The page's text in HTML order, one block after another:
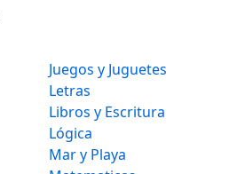
Juegos y Juguetes
Letras
Libros y Escritura
Lógica
Mar y Playa